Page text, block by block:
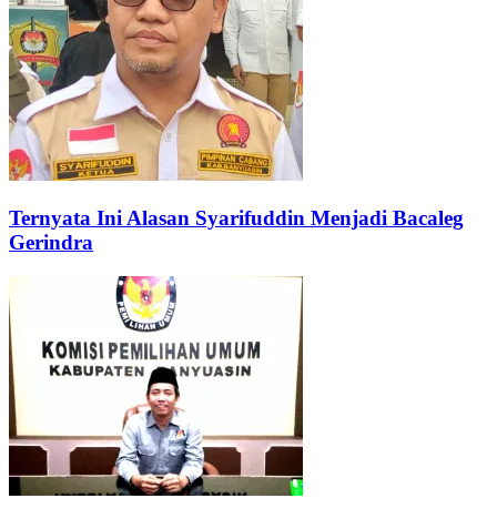
Ternyata Ini Alasan Syarifuddin Menjadi Bacaleg
Gerindra